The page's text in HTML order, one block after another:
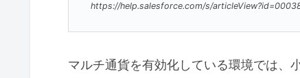
https://help.salesforce.com/s/
マルチ通貨を有効化している環境では、